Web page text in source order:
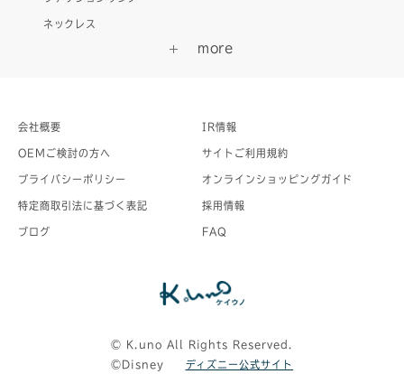
ネックレス
会社概要 IR情報
OEMご検討の方へ サイトご利用規約
プライバシーポリシー オンラインショッピングガイド
特定商取引法に基づく表記 採用情報
ブログ FAQ
©︎ K.uno All Rights Reserved.
©Disney ディズニー公式サイト